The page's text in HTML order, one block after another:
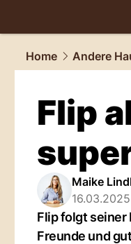
Home
Andere
Flip
Maike
Flip folgt seiner
Freunde und